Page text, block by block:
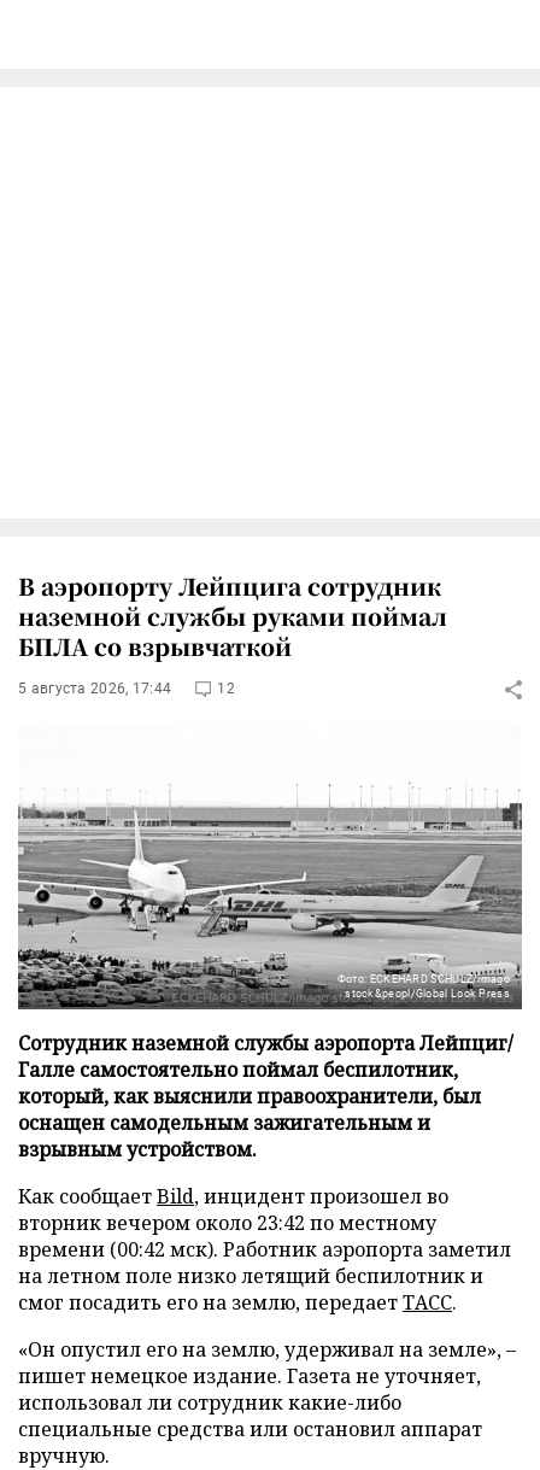
В аэропорту Лейпцига сотрудник
наземной службы руками поймал
БПЛА со взрывчаткой
5 августа 2026, 17:44 12
Фото: ECKEHARD SCHULZ/imago
stock&peopl/Global Look Press
Сотрудник наземной службы аэропорта Лейпциг/
Галле самостоятельно поймал беспилотник,
который, как выяснили правоохранители, был
оснащен самодельным зажигательным и
взрывным устройством.
Как сообщаетBild, инцидент произошел во
вторник вечером около 23:42 по местному
времени (00:42 мск). Работник аэропорта заметил
на летном поле низко летящий беспилотник и
смог посадить его на землю, передаетТАСС.
«Он опустил его на землю, удерживал на земле», –
пишет немецкое издание. Газета не уточняет,
использовал ли сотрудник какие-либо
специальные средства или остановил аппарат
вручную.